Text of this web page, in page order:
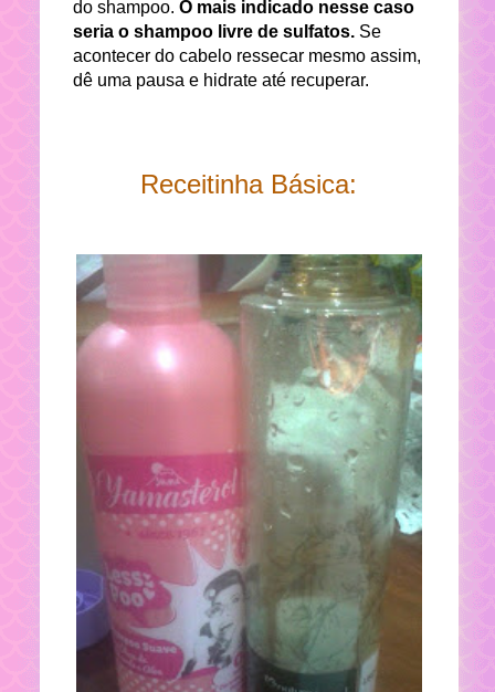
do shampoo. O mais indicado nesse caso
seria o shampoo livre de sulfatos.Se
acontecer do cabelo ressecar mesmo assim,
dê uma pausa e hidrate até recuperar.
Receitinha Básica: